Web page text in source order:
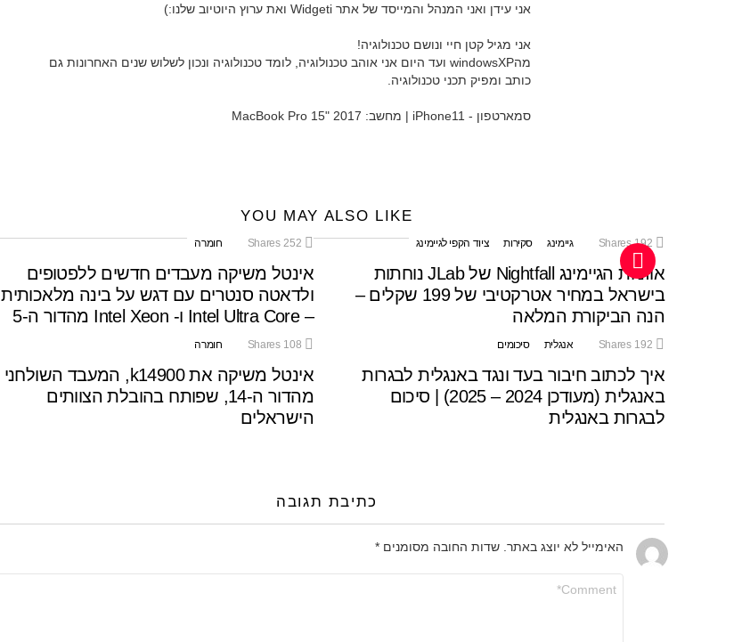
אני עידן ואני המנהל והמייסד של אתר Widgeti ואת ערוץ היוטיוב שלנו:)
אני מגיל קטן חיי ונושם טכנולוגיה!
מהwindowsXP ועד היום אני אוהב טכנולוגיה, לומד טכנולוגיה ונכון לשלוש שנים האחרונות גם
כותב ומפיק תכני טכנולוגיה.
סמארטפון - iPhone11 | מחשב: MacBook Pro 15" 2017
YOU MAY ALSO LIKE
192
Shares גיימינג סקירות ציוד הקפי לגיימינג
אוזניות הגיימינג Nightfall של JLab נוחתות
בישראל במחיר אטרקטיבי של 199 שקלים –
הנה הביקורת המלאה
252
Shares חומרה
אינטל משיקה מעבדים חדשים ללפטופים
ולדאטה סנטרים עם דגש על בינה מלאכותית
– Intel Ultra Core ו- Intel Xeon מהדור ה-5
192
Shares אנגלית סיכומים
איך לכתוב חיבור בעד ונגד באנגלית לבגרות
באנגלית (מעודכן 2024 – 2025) | סיכום
לבגרות באנגלית
108
Shares חומרה
אינטל משיקה את k14900, המעבד השולחני
מהדור ה-14, שפותח בהובלת הצוותים
הישראלים
כתיבת תגובה
האימייל לא יוצג באתר. שדות החובה מסומנים *
שלך